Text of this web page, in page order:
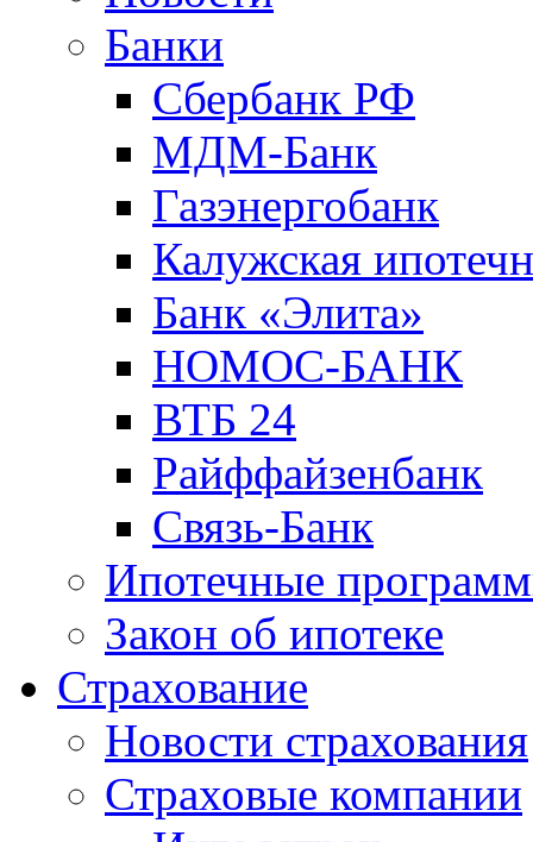
Банки
Сбербанк РФ
МДМ-Банк
Газэнергобанк
Калужская
Банк «Элита»
НОМОС-БАНК
ВТБ 24
Райффайзенбанк
Связь-Банк
Ипотечные
Закон об ипотеке
Страхование
Новости страхования
Страховые компании